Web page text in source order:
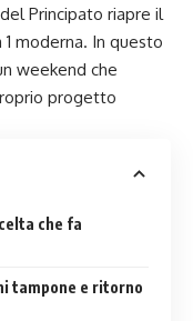
Principato riapre il
moderna. In questo
weekend che
progetto
che fa
tampone e ritorno